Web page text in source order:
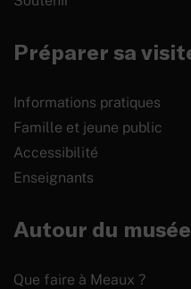
Préparer sa
Informations pratiques
Famille et jeune public
Accessibilité
Enseignants
Autour du musée
Que faire à Meaux ?